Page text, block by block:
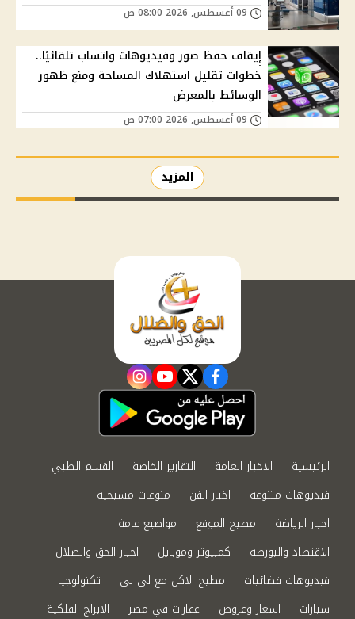
إيقاف حفظ صور وفيديوهات واتساب تلقائيًا..
خطوات تقليل استهلاك المساحة ومنع ظهور
الوسائط بالمعرض
المزيد
facebook
twitter
youtube
instagram
الرئيسية الاخبار العامة التقارير الخاصة
القسم الطبي
فيديوهات متنوعة
اخبار الفن
منوعات مسيحية
اخبار الرياضة
مطبخ الموقع
مواضيع عامة
الاقتصاد والبورصة
كمبيوتر وموبايل
اخبار الحق والضلال
فيديوهات فضائيات
مطبخ الاكل مع لى لى
تكنولوجيا
سيارات
اسعار وعروض عقارات في مصر الابراج الفلكية